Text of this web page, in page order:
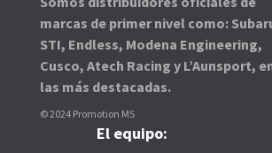
marcas de primer nivel como:
STI, Endless, Modena Engineering,
Cusco, Atech Racing y L’Aunsport,
las más destacadas.
© 2024 Promotion MS
El equipo: